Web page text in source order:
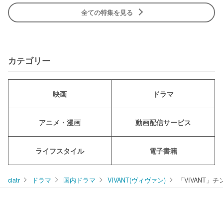
全ての特集を見る
カテゴリー
映画 ドラマ
アニメ・漫画 動画配信サービス
ライフスタイル 電子書籍
ciatr ドラマ 国内ドラマ VIVANT(ヴィヴァン) 「VIVANT」